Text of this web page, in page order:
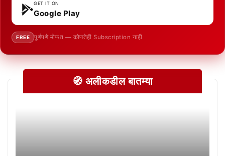
GET IT ON
Google Play
FREE पूर्णपणे मोफत — कोणतेही Subscription नाही
🧭 अलीकडील बातम्या